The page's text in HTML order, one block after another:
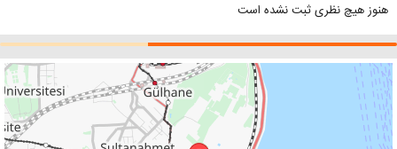
هنوز هیچ نظری ثبت نشده است